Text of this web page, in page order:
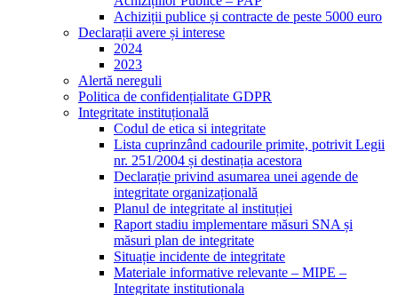
Achiziții publice și contracte de peste 5000 euro
Declarații avere și interese
2024
2023
Alertă nereguli
Politica de confidențialitate GDPR
Integritate instituțională
Codul de etica si integritate
Lista cuprinzând cadourile primite, potrivit Legii
nr. 251/2004 și destinația acestora
Declarație privind asumarea unei agende de
integritate organizațională
Planul de integritate al instituției
Raport stadiu implementare măsuri SNA și
măsuri plan de integritate
Situație incidente de integritate
Materiale informative relevante – MIPE –
Integritate institutionala